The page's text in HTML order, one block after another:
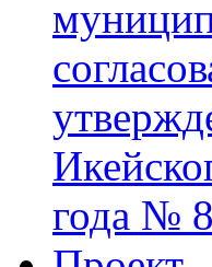
года №